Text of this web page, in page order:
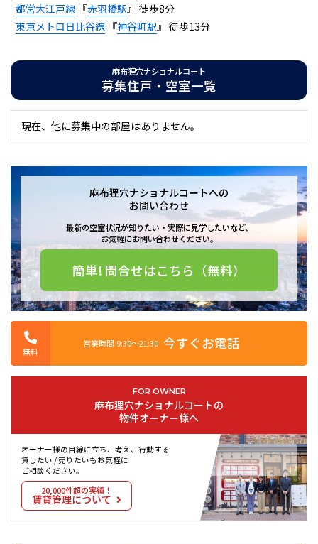
都営大江戸線 『赤羽橋駅 』 徒歩8分
東京メトロ日比谷線 『神谷町駅 』 徒歩13分
麻布狸穴ナショナルコート
募集住戸・空室一覧
現在、他に募集中の部屋はありません。
麻布狸穴ナショナルコートへの
お問い合わせ
最新の空室状況が知りたい・実際に見学したいなど、
お気軽にお問い合わせください。
簡単! 問合せはこちら（無料）
無料
営業時間 9:30〜21:30 今すぐお電話
FOR OWNER
麻布狸穴ナショナルコートの
物件オーナー様へ
オーナー様の目線に立ち、考え、行動する
貸したい / 売りたいもお気軽に
ご相談ください。
20,000件超の実績！
賃貸管理について